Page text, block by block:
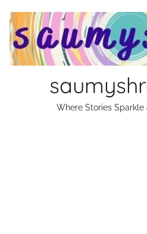
content
Where Stories Sparkle